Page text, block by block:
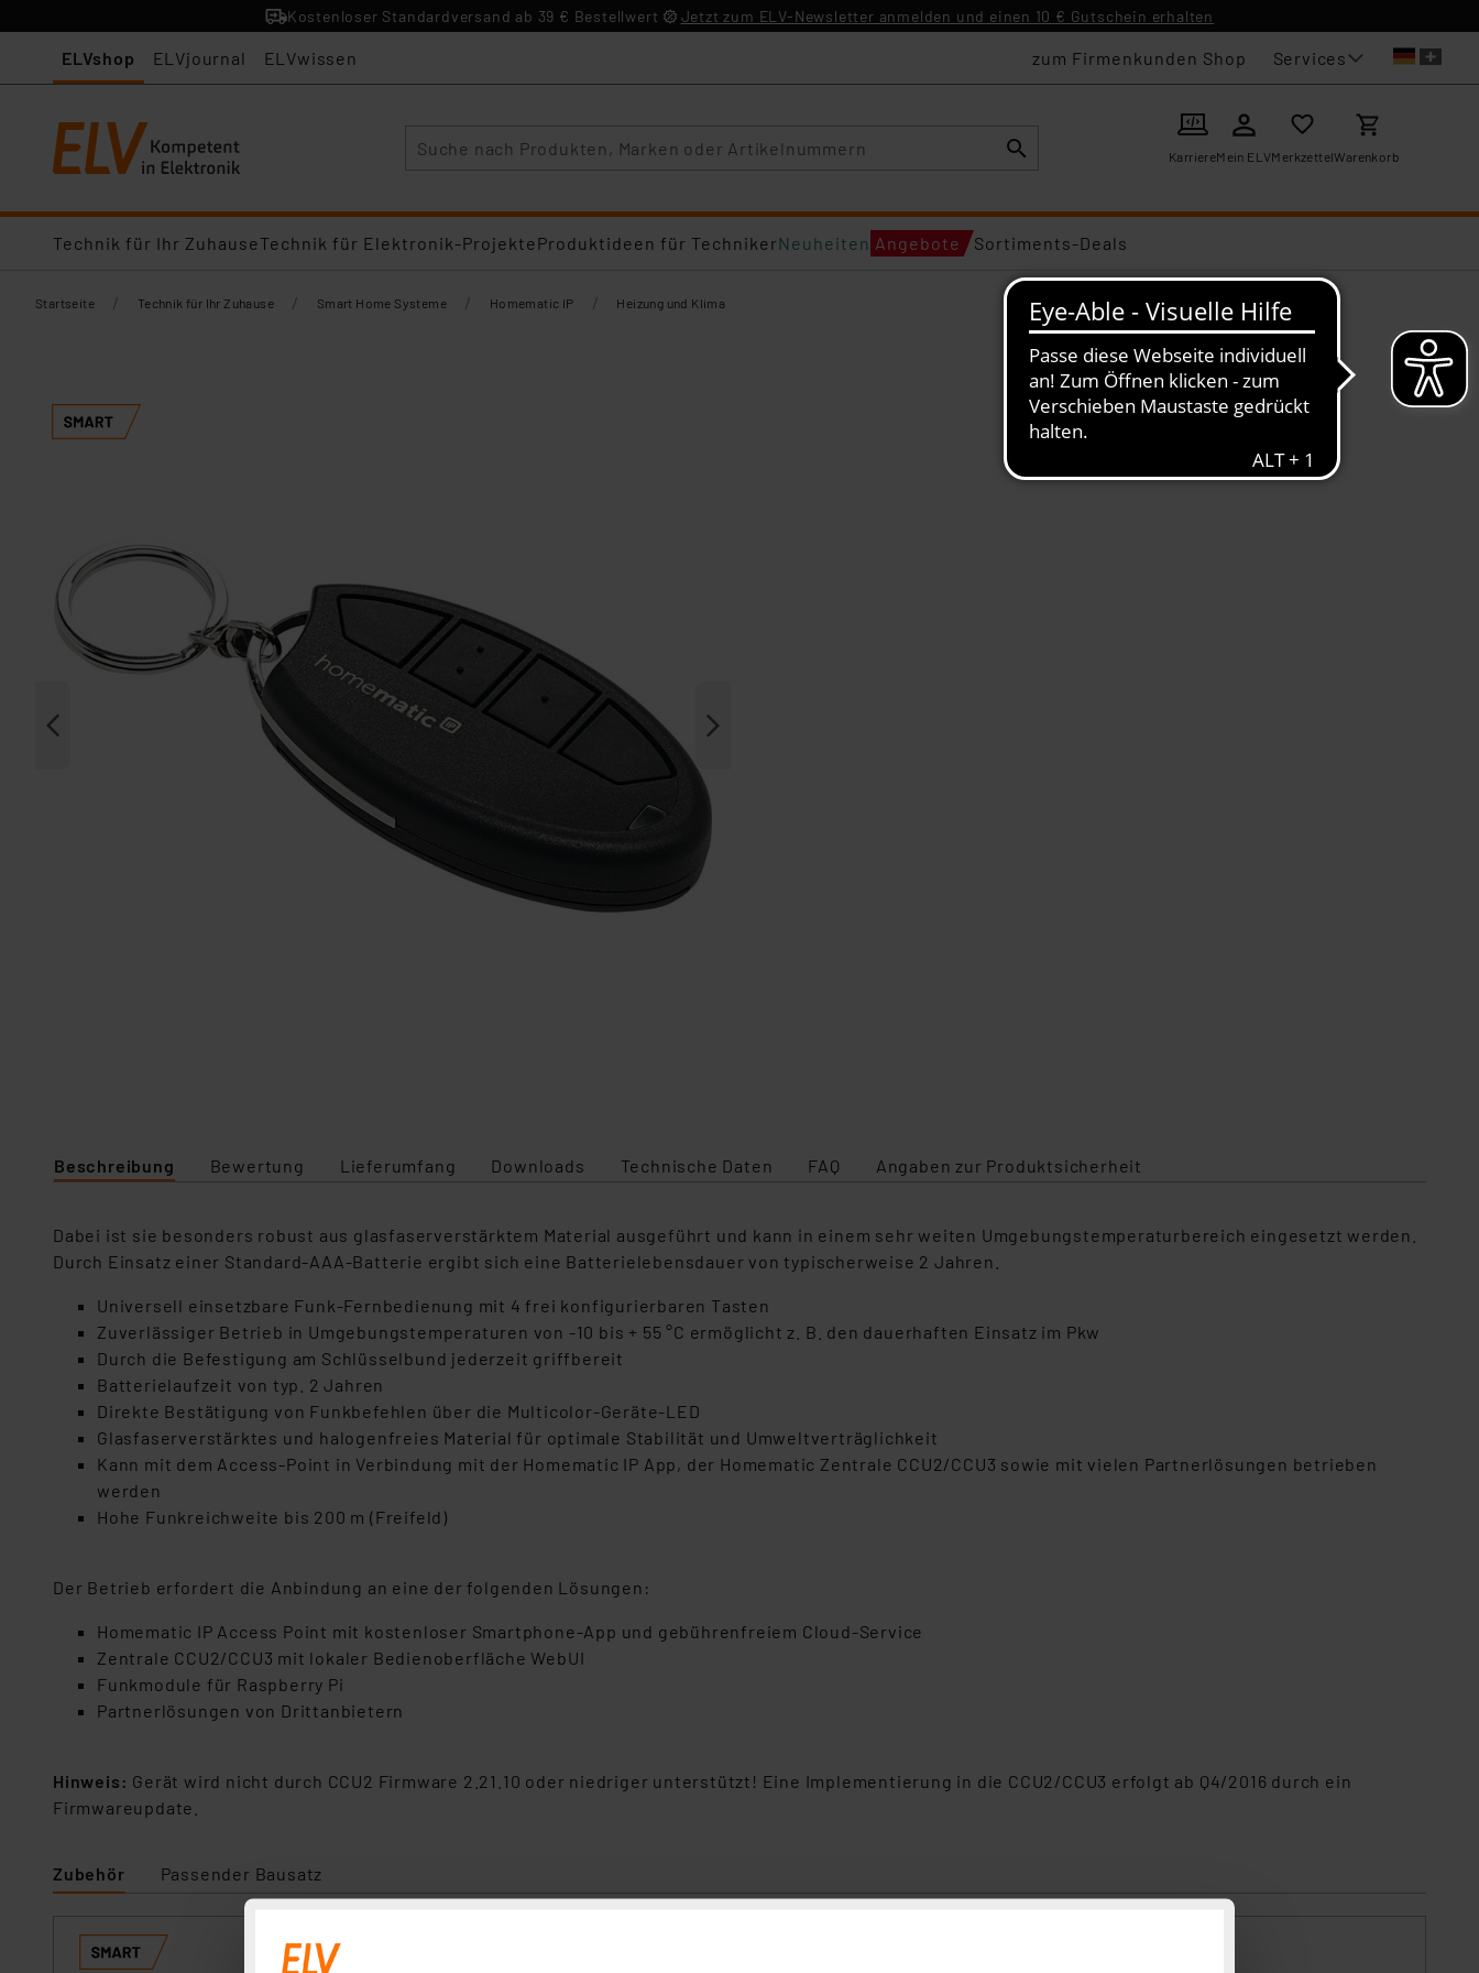
Kostenloser Standardversand ab 39 € Bestellwert Jetzt zum ELV-Newsletter anmelden und einen 10 € Gutschein erhalten
ELVshop ELVjournal ELVwissen zum Firmenkunden Shop Services
KarriereMein ELVMerkzettelWarenkorb
Technik für Ihr ZuhauseTechnik für Elektronik-ProjekteProduktideen für TechnikerNeuheiten Angebote Sortiments-Deals
Startseite / Technik für Ihr Zuhause / Smart Home Systeme / Homematic IP / Heizung und Klima
Beschreibung Bewertung Lieferumfang Downloads Technische Daten FAQ Angaben zur Produktsicherheit
Dabei ist sie besonders robust aus glasfaserverstärktem Material ausgeführt und kann in einem sehr weiten Umgebungstemperaturbereich eingesetzt werden.
Durch Einsatz einer Standard-AAA-Batterie ergibt sich eine Batterielebensdauer von typischerweise 2 Jahren.
Universell einsetzbare Funk-Fernbedienung mit 4 frei konfigurierbaren Tasten
Zuverlässiger Betrieb in Umgebungstemperaturen von -10 bis + 55 °C ermöglicht z. B. den dauerhaften Einsatz im Pkw
Durch die Befestigung am Schlüsselbund jederzeit griffbereit
Batterielaufzeit von typ. 2 Jahren
Direkte Bestätigung von Funkbefehlen über die Multicolor-Geräte-LED
Glasfaserverstärktes und halogenfreies Material für optimale Stabilität und Umweltverträglichkeit
Kann mit dem Access-Point in Verbindung mit der Homematic IP App, der Homematic Zentrale CCU2/CCU3 sowie mit vielen Partnerlösungen betrieben
werden
Hohe Funkreichweite bis 200 m (Freifeld)
Der Betrieb erfordert die Anbindung an eine der folgenden Lösungen:
Homematic IP Access Point mit kostenloser Smartphone-App und gebührenfreiem Cloud-Service
Zentrale CCU2/CCU3 mit lokaler Bedienoberfläche WebUI
Funkmodule für Raspberry Pi
Partnerlösungen von Drittanbietern
Hinweis: Gerät wird nicht durch CCU2 Firmware 2.21.10 oder niedriger unterstützt! Eine Implementierung in die CCU2/CCU3 erfolgt ab Q4/2016 durch ein
Firmwareupdate.
Zubehör Passender Bausatz